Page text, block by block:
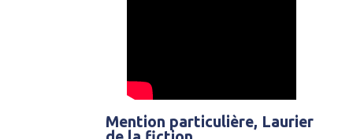
Mention particulière, Laurier